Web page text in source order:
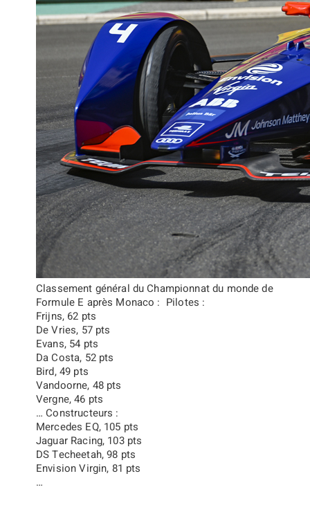
Classement général du Championnat du monde de
Formule E après Monaco : Pilotes :
Frijns, 62 pts
De Vries, 57 pts
Evans, 54 pts
Da Costa, 52 pts
Bird, 49 pts
Vandoorne, 48 pts
Vergne, 46 pts
…Constructeurs :
Mercedes EQ, 105 pts
Jaguar Racing, 103 pts
DS Techeetah, 98 pts
Envision Virgin, 81 pts
…